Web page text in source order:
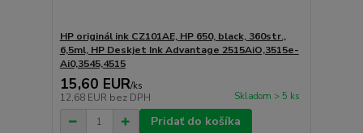
HP originál ink CZ101AE, HP 650, black, 360str.,
6,5ml, HP Deskjet Ink Advantage 2515AiO,3515e-
Ai0,3545,4515
15,60 EUR/ks
12,68 EUR bez DPH Skladom > 5 ks
Pridať do košíka